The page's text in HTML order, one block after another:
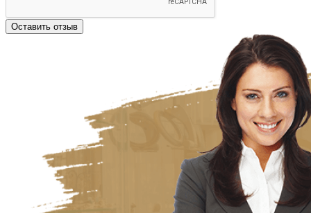
Оставить отзыв